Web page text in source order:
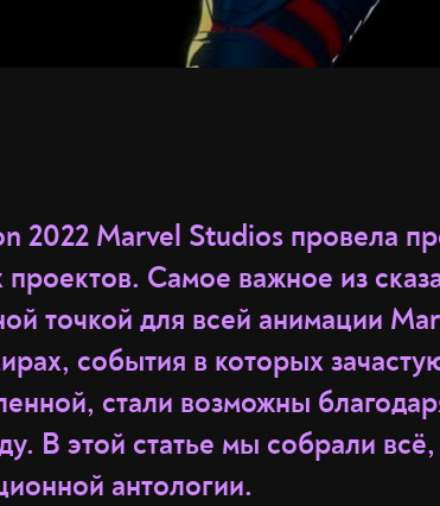
2022 Marvel Studios провела
Самое важное из
точкой для всей анимации
события в которых
стали возможны
В этой статье мы собрали всё,
антологии.